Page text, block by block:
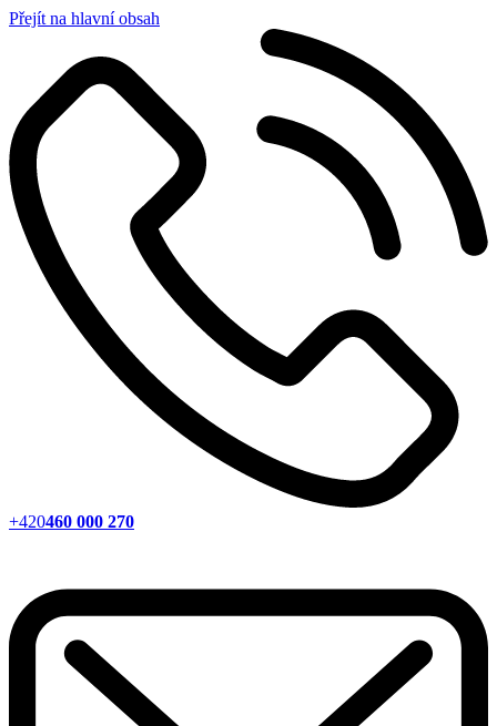
Přejít na hlavní obsah
+420460 000 270